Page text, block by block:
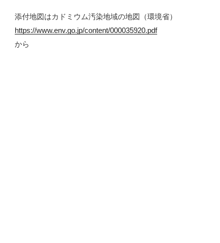
添付地図はカドミウム汚染地域の地図（環境省）
https://www.env.go.jp/content/000035920.pdf
から